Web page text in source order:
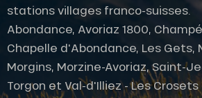
stations villages franco-suisses.
Abondance, Avoriaz 1800,
Chapelle d'Abondance, Les Gets,
Morgins, Morzine-Avoriaz, Saint-
Torgon et Val-d'Illiez - Les